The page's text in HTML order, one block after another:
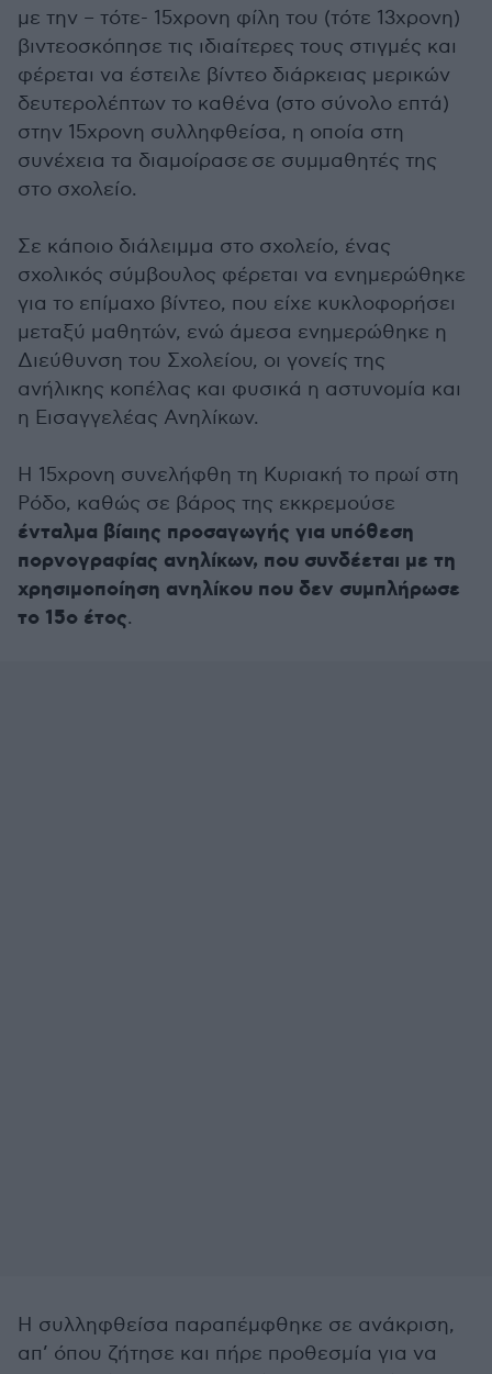
με την – τότε- 15χρονη φίλη του (τότε 13χρονη)
βιντεοσκόπησε τις ιδιαίτερες τους στιγμές και
φέρεται να έστειλε βίντεο διάρκειας μερικών
δευτερολέπτων το καθένα (στο σύνολο επτά)
στην 15χρονη συλληφθείσα, η οποία στη
συνέχεια τα διαμοίρασε σε συμμαθητές της
στο σχολείο.
Σε κάποιο διάλειμμα στο σχολείο, ένας
σχολικός σύμβουλος φέρεται να ενημερώθηκε
για το επίμαχο βίντεο, που είχε κυκλοφορήσει
μεταξύ μαθητών, ενώ άμεσα ενημερώθηκε η
Διεύθυνση του Σχολείου, οι γονείς της
ανήλικης κοπέλας και φυσικά η αστυνομία και
η Εισαγγελέας Ανηλίκων.
Η 15χρονη συνελήφθη τη Κυριακή το πρωί στη
Ρόδο, καθώς σε βάρος της εκκρεμούσε
ένταλμα βίαιης προσαγωγής για υπόθεση
πορνογραφίας ανηλίκων, που συνδέεται με τη
χρησιμοποίηση ανηλίκου που δεν συμπλήρωσε
το 15ο έτος.
Η συλληφθείσα παραπέμφθηκε σε ανάκριση,
απ’ όπου ζήτησε και πήρε προθεσμία για να